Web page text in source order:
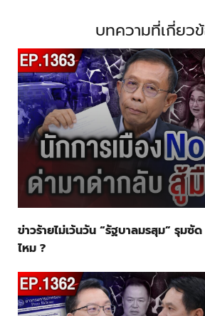
บทความที่เกี่ยว
ข่าวร้ายไม่เว้นวัน “รัฐบาลมรสุม” รุมซัด
ไหม ?